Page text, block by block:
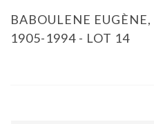
BABOULENE EUGÈNE,
1905-1994 - LOT 14